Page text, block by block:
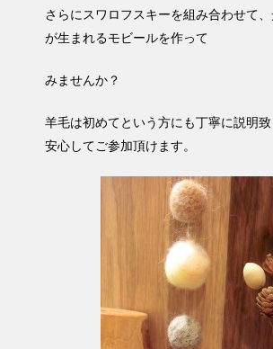
さらにスワロフスキーを組み合わせて
が生まれるモビールを作って
みませんか？
羊毛は初めてという方にも丁寧に説明致
安心してご参加頂けます。